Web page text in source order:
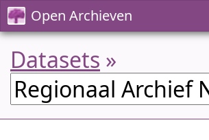
Open Archieven
Datasets »